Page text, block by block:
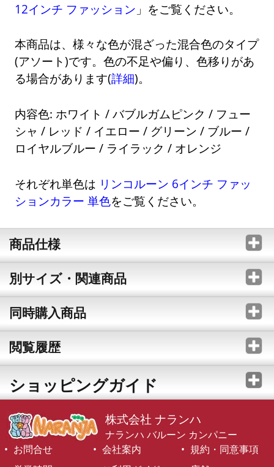
12インチ ファッション 」をご覧ください。
本商品は、様々な色が混ざった混合色のタイプ
(アソート)です。色の不足や偏り、色移りがあ
る場合があります(詳細)。
内容色: ホワイト / バブルガムピンク / フュー
シャ / レッド / イエロー / グリーン / ブルー /
ロイヤルブルー / ライラック / オレンジ
それぞれ単色は リンコルーン 6インチ ファッ
ションカラー 単色をご覧ください。
商品仕様
別サイズ・関連商品
同時購入商品
閲覧履歴
ショッピングガイド
株式会社 ナランハ
ナランハ バルーン カンパニー
お問合せ
会社案内
規約・同意事項